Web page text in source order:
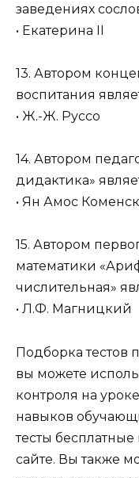
заведениях
• Екатерина II
13. Автором
воспитания
• Ж.-Ж. Руссо
14. Автором
дидактика»
• Ян Амос
15. Автором
математики
числительная»
• Л.Ф. Магницкий
Подборка тестов
вы можете
контроля на
навыков
тесты
сайте. Вы также